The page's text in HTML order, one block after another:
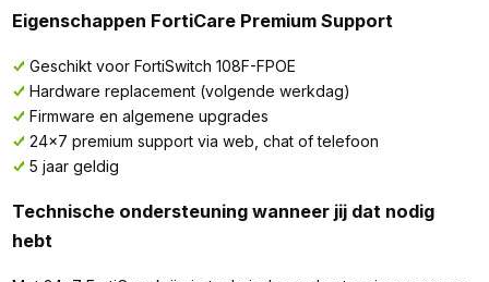
Eigenschappen FortiCare Premium Support
Geschikt voor FortiSwitch 108F-FPOE
Hardware replacement (volgende werkdag)
Firmware en algemene upgrades
24x7 premium support via web, chat of telefoon
5 jaar geldig
Technische ondersteuning wanneer jij dat nodig
hebt